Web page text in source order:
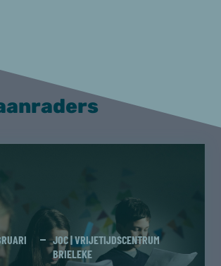
JOC | VRIJETIJDSCENTRUM
BRIELEKE